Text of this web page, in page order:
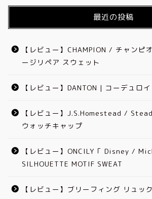
最近の投稿
【レビュー】CHAMPION / チャンピ
ージリペア スウェット
【レビュー】DANTON | コーデュロ
【レビュー】J.S.Homestead /
ウォッチキャップ
【レビュー】ONCILY「 Disney /
SILHOUETTE MOTIF SWEAT
【レビュー】ブリーフィング リュッ